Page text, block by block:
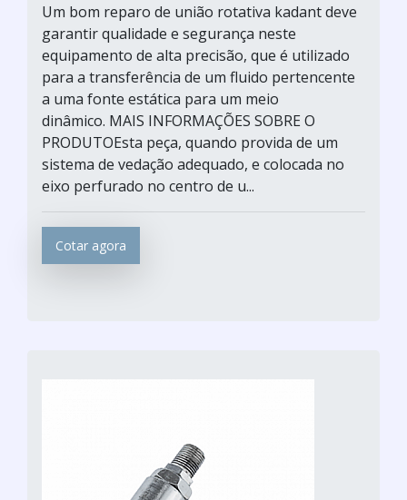
Um bom reparo de união rotativa kadant deve
garantir qualidade e segurança neste
equipamento de alta precisão, que é utilizado
para a transferência de um fluido pertencente
a uma fonte estática para um meio
dinâmico. MAIS INFORMAÇÕES SOBRE O
PRODUTOEsta peça, quando provida de um
sistema de vedação adequado, e colocada no
eixo perfurado no centro de u...
Cotar agora